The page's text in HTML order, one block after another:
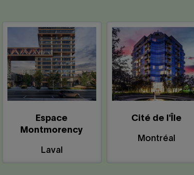
Espace
Montmorency
Laval
Cité de l'Île
Montréal